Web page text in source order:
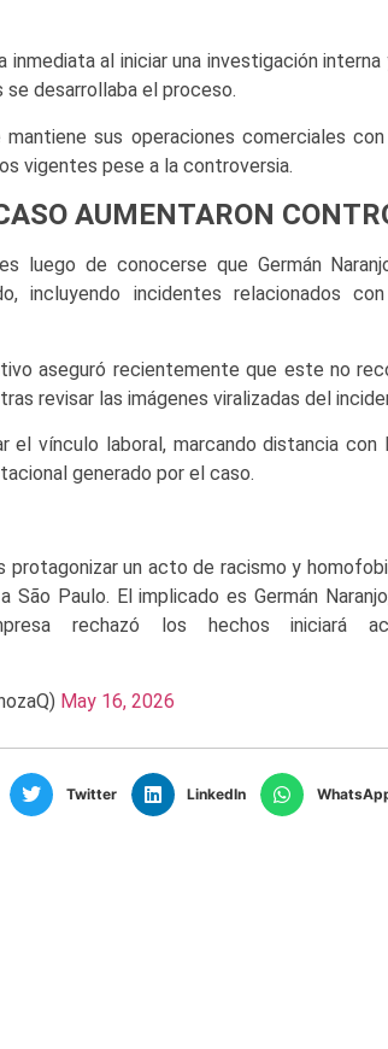
al iniciar una investigación
desarrollaba el proceso.
sus operaciones comerciales
vigentes pese a la controversia.
AUMENTARON
luego de conocerse que Germán
incluyendo incidentes relacionados
aseguró recientemente que este no
revisar las imágenes viralizadas del
el vínculo laboral, marcando distancia con
generado por el caso.
protagonizar un acto de racismo y
São Paulo. El implicado es Germán
rechazó los hechos iniciará
May 16, 2026
Twitter LinkedIn